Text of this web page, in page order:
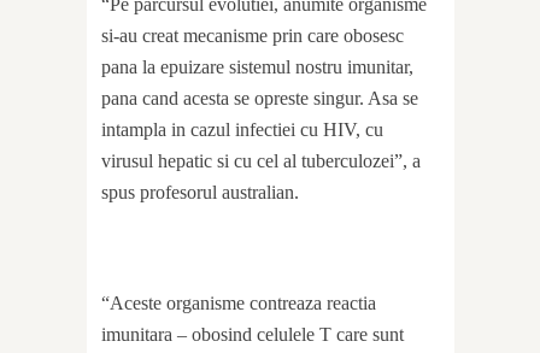
“Pe parcursul evolutiei, anumite organisme
si-au creat mecanisme prin care obosesc
pana la epuizare sistemul nostru imunitar,
pana cand acesta se opreste singur. Asa se
intampla in cazul infectiei cu HIV, cu
virusul hepatic si cu cel al tuberculozei”, a
spus profesorul australian.
“Aceste organisme contreaza reactia
imunitara – obosind celulele T care sunt